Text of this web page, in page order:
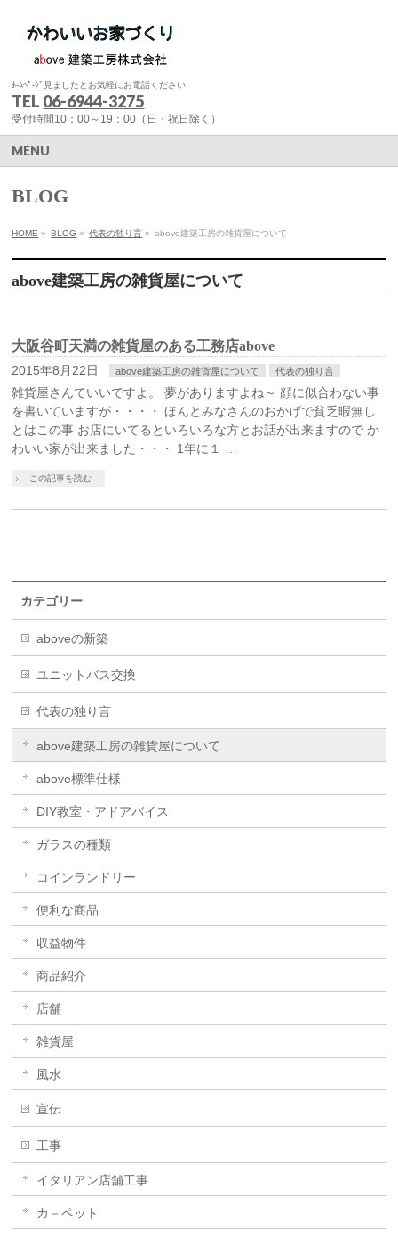
ﾎ-ﾑﾍﾟ-ｼﾞ見ましたとお気軽にお電話ください
TEL 06-6944-3275
受付時間10：00～19：00（日・祝日除く）
MENU
BLOG
HOME » BLOG » 代表の独り言 » above建築工房の雑貨屋について
above建築工房の雑貨屋について
大阪谷町天満の雑貨屋のある工務店above
2015年8月22日 above建築工房の雑貨屋について 代表の独り言
雑貨屋さんていいですよ。 夢がありますよね～ 顔に似合わない事
を書いていますが・・・・ ほんとみなさんのおかげで貧乏暇無し
とはこの事 お店にいてるといろいろな方とお話が出来ますので か
わいい家が出来ました・・・ 1年に１ …
この記事を読む
カテゴリー
aboveの新築
ユニットバス交換
代表の独り言
above建築工房の雑貨屋について
above標準仕様
DIY教室・アドアバイス
ガラスの種類
コインランドリー
便利な商品
収益物件
商品紹介
店舗
雑貨屋
風水
宣伝
工事
イタリアン店舗工事
カ－ペット